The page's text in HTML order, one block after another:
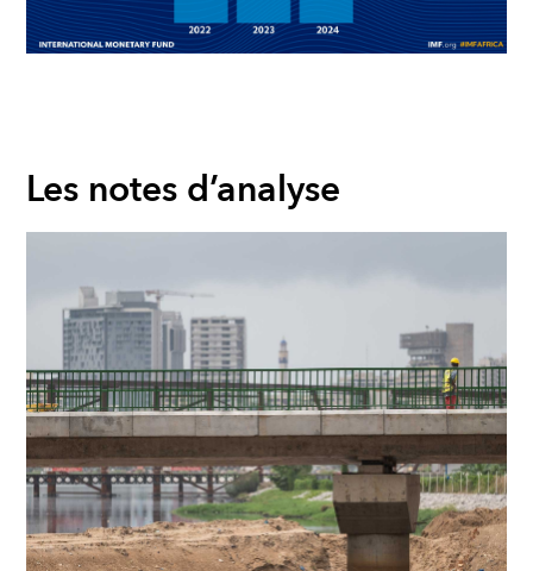
Les notes d’analyse